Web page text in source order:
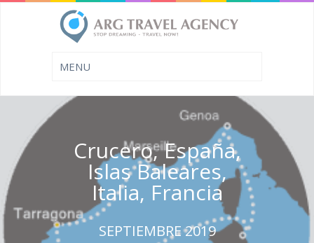
Crucero, España,
Islas Baleares,
Italia, Francia
SEPTIEMBRE 2019